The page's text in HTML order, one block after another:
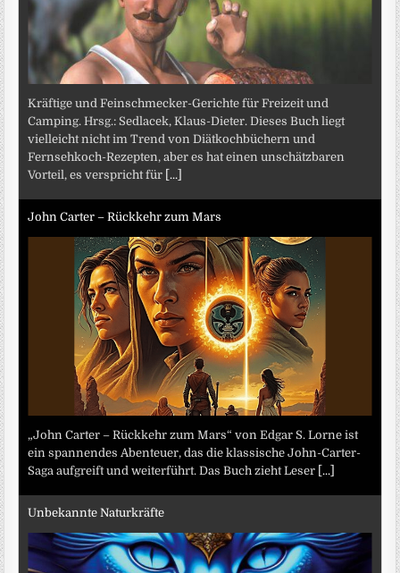
Kräftige und Feinschmecker-Gerichte für Freizeit und
Camping. Hrsg.: Sedlacek, Klaus-Dieter. Dieses Buch liegt
vielleicht nicht im Trend von Diätkochbüchern und
Fernsehkoch-Rezepten, aber es hat einen unschätzbaren
Vorteil, es verspricht für [...]
John Carter – Rückkehr zum Mars
„John Carter – Rückkehr zum Mars“ von Edgar S. Lorne ist
ein spannendes Abenteuer, das die klassische John-Carter-
Saga aufgreift und weiterführt. Das Buch zieht Leser [...]
Unbekannte Naturkräfte